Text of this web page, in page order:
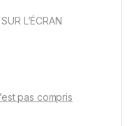
L’ÉCRAN
pas compris